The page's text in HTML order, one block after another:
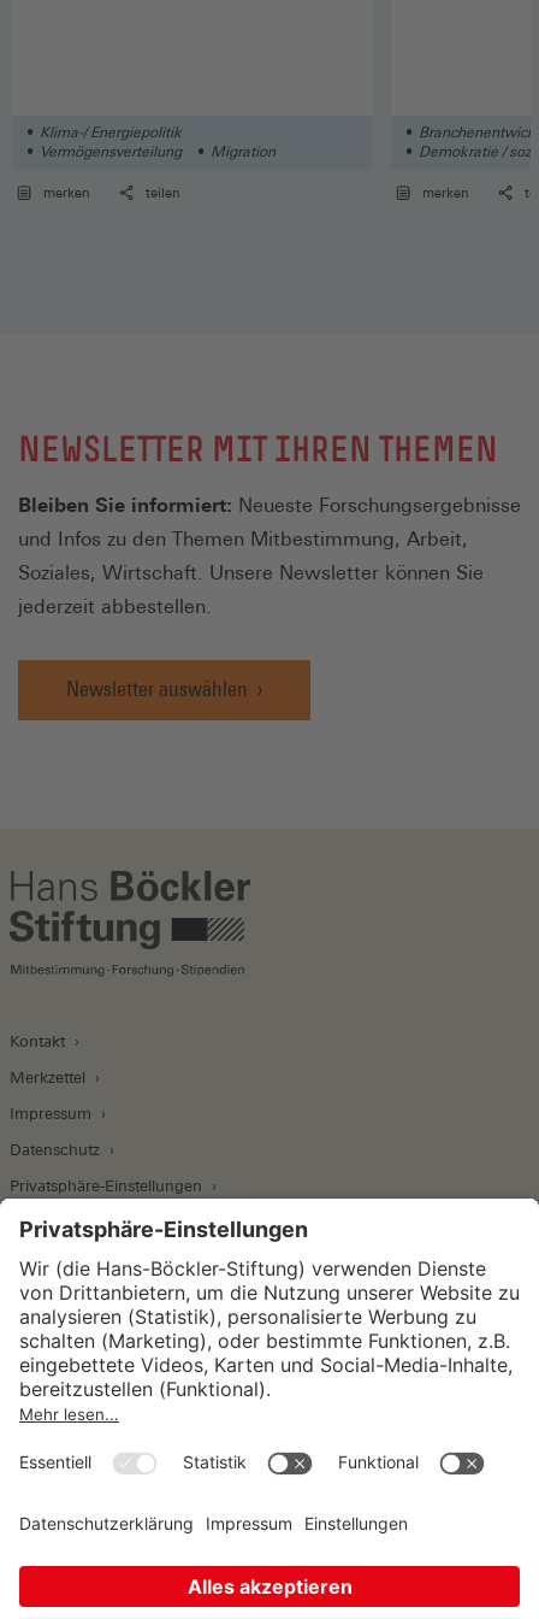
Klima-/ Energiepolitik
Vermögensverteilung
Migration
merken teilen
Demokratie /
merken
NEWSLETTER MIT IHREN THEMEN
Bleiben Sie informiert: Neueste Forschungsergebnisse
und Infos zu den Themen Mitbestimmung, Arbeit,
Soziales, Wirtschaft. Unsere Newsletter können Sie
jederzeit abbestellen.
Newsletter auswählen
Kontakt
Merkzettel
Impressum
Datenschutz
Privatsphäre-Einstellungen
Wirtschafts- und Sozialwissenschaftliches Institut
Institut für Makroökonomie und
Konjunkturforschung
Unternehmensführung